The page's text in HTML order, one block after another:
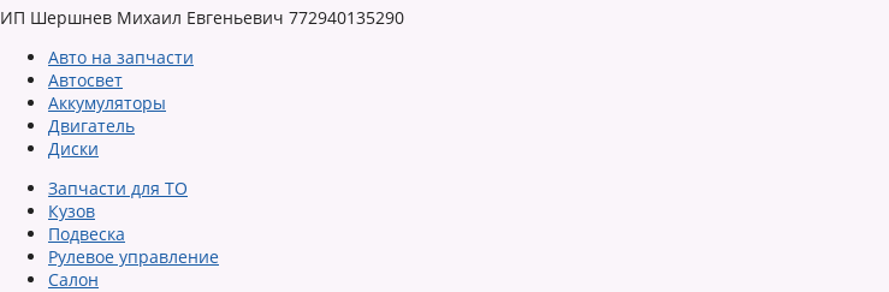
ИП Шершнев Михаил Евгеньевич 772940135290
Авто на запчасти
Автосвет
Аккумуляторы
Двигатель
Диски
Запчасти для ТО
Кузов
Подвеска
Рулевое управление
Салон